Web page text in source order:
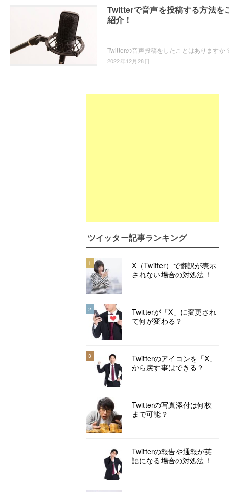
Twitterで音声を投稿する方法を
紹介！
2022年12月28日
ツイッター記事ランキング
1
X（Twitter）で翻訳が表示
されない場合の対処法！
2
Twitterが「X」に変更され
て何が変わる？
3
Twitterのアイコンを「X」
から戻す事はできる？
Twitterの写真添付は何枚
まで可能？
Twitterの報告や通報が英
語になる場合の対処法！